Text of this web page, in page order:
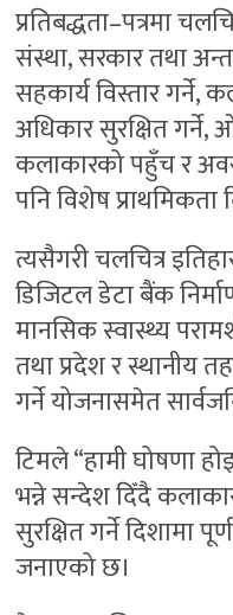
प्रतिबद्धता–पत्रमा
संस्था, सरकार तथा
सहकार्य विस्तार गर्ने,
अधिकार सुरक्षित गर्ने,
कलाकारको पहुँच र
पनि विशेष प्राथमिकता
त्यसैगरी चलचित्र
डिजिटल डेटा बैंक
मानसिक स्वास्थ्य
तथा प्रदेश र स्थानीय
गर्ने योजनासमेत
टिमले “हामी घोषणा
भन्ने सन्देश दिँदै
सुरक्षित गर्ने दिशामा
जनाएको छ।